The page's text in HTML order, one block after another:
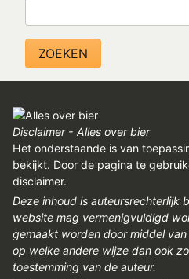
je
nodig
hebt
mout
en
andere
ingrediënten
om
te
maischen
Disclaimer - Alles over bier
Het onderstaande is van
bekijkt. Door de pagina te
disclaimer.
Deze inhoud is auteursrechterlijk
website mag vermenigvuldigd
gemaakt worden door middel
op welke andere wijze dan ook
toestemming van de auteur.